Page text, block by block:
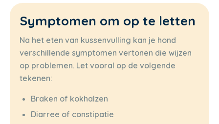
Symptomen om op te letten
Na het eten van kussenvulling kan je hond
verschillende symptomen vertonen die wijzen
op problemen. Let vooral op de volgende
tekenen:
Braken of kokhalzen
Diarree of constipatie